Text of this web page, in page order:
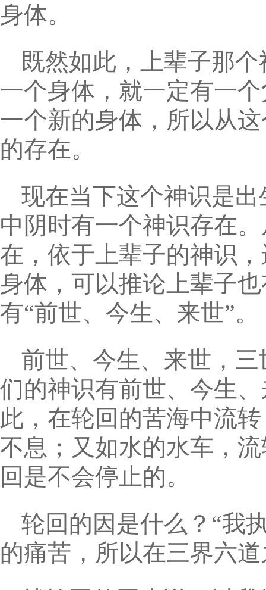
身体。
既然如此，上辈子那
一个身体，就一定有一
一个新的身体，所以从
的存在。
现在当下这个神识是
中阴时有一个神识存在
在，依于上辈子的神识
身体，可以推论上辈子
有“前世、今生、来世”。
前世、今生、来世，
们的神识有前世、今生
此，在轮回的苦海中流
不息；又如水的水车，
回是不会停止的。
轮回的因是什么？“我
的痛苦，所以在三界六